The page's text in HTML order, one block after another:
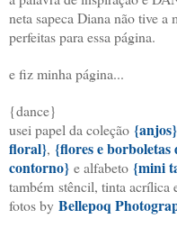
neta sapeca Diana não tive a
perfeitas para essa página.
e fiz minha página...
{dance}
usei papel da coleção {anjos}
floral}, {flores e borboletas
contorno} e alfabeto {mini
também stêncil, tinta acrílica
fotos by Bellepoq